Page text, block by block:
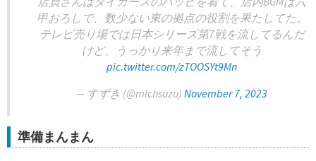
甲おろしで、数少ない東の拠点の役割を果たしてた。
テレビ売り場では日本シリーズ第7戦を流してるんだ
けど、うっかり来年まで流してそう
pic.twitter.com/zTOOSYt9Mn
— すずき (@michsuzu) November 7, 2023
準備まんまん